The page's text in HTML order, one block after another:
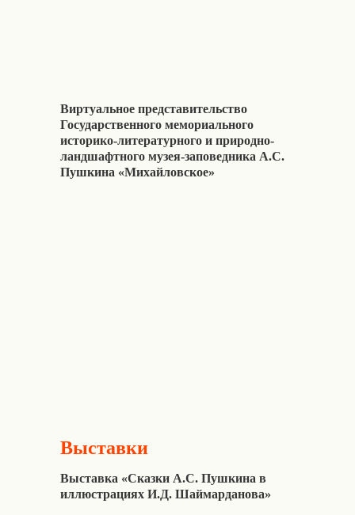
Виртуальное представительство
Государственного мемориального
историко-литературного и природно-
ландшафтного музея-заповедника А.С.
Пушкина «Михайловское»
Выставки
Выставка «Сказки А.С. Пушкина в
иллюстрациях И.Д. Шаймарданова»